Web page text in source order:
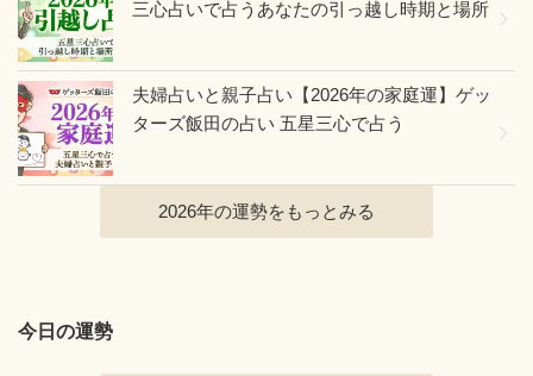
三心占いで占うあなたの引っ越し時期と場所
夫婦占いと親子占い【2026年の家庭運】ゲッ
ターズ飯田の占い 五星三心で占う
2026年の運勢をもっとみる
今日の運勢